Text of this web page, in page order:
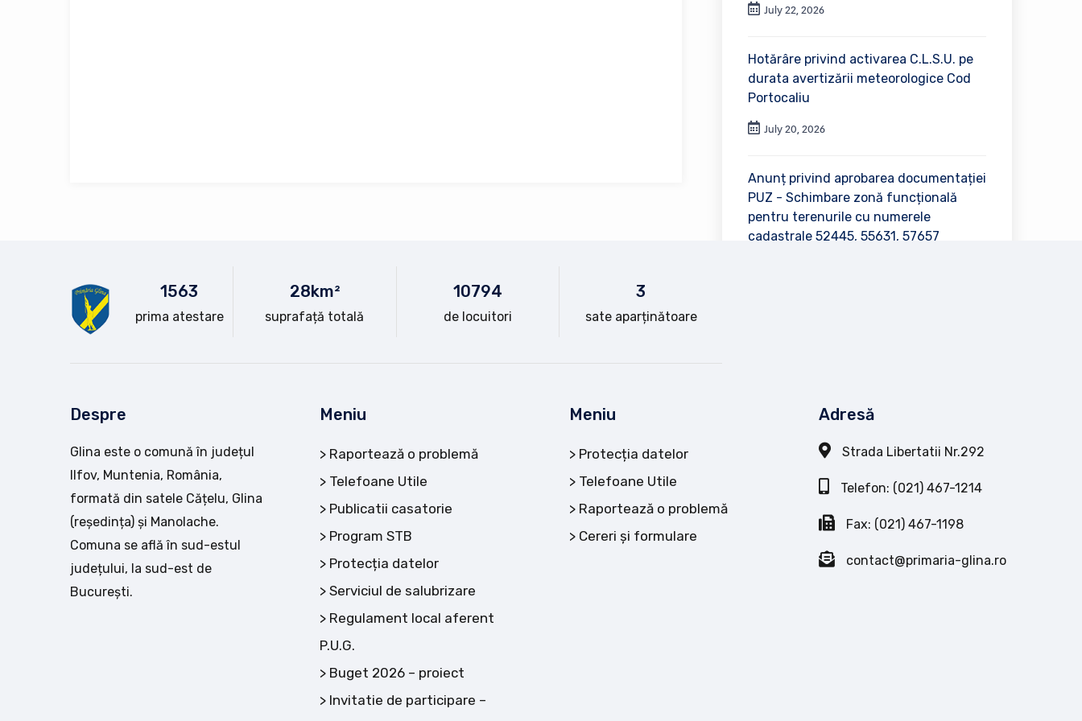
July 22, 2026
Hotărâre privind activarea C.L.S.U. pe
durata avertizării meteorologice Cod
Portocaliu
July 20, 2026
Anunț privind aprobarea documentației
PUZ - Schimbare zonă funcțională
pentru terenurile cu numerele
cadastrale 52445, 55631, 57657
1563
prima atestare
28km²
suprafață totală
10794
de locuitori
3
sate aparținătoare
Despre
Glina este o comună în județul
Ilfov, Muntenia, România,
formată din satele Cățelu, Glina
(reședința) și Manolache.
Comuna se află în sud-estul
județului, la sud-est de
București.
Meniu
Raportează o problemă
Telefoane Utile
Publicatii casatorie
Program STB
Protecția datelor
Serviciul de salubrizare
Regulament local aferent
P.U.G.
Buget 2026 – proiect
Invitatie de participare –
Meniu
Protecția datelor
Telefoane Utile
Raportează o problemă
Cereri și formulare
Adresă
Strada Libertatii Nr.292
Telefon: (021) 467-1214
Fax: (021) 467-1198
contact@primaria-glina.ro